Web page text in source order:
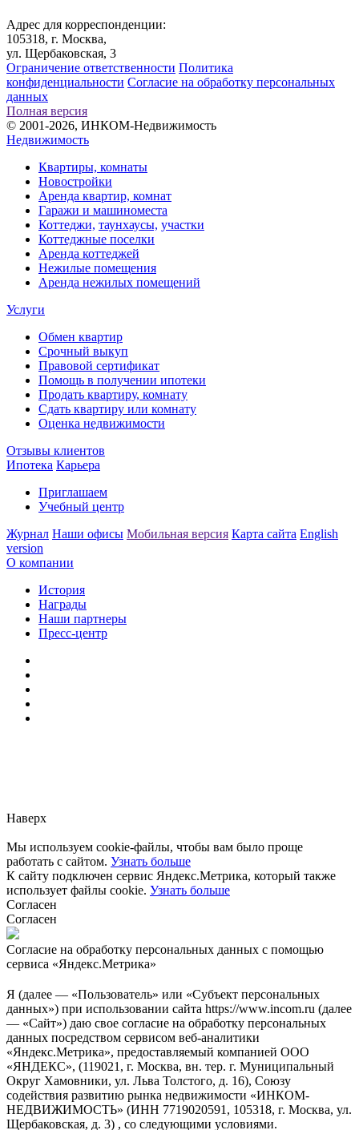
Адрес для корреспонденции:
105318, г. Москва,
ул. Щербаковская, 3
Ограничение ответственности Политика
конфиденциальности Согласие на обработку персональных
данных
Полная версия
© 2001-2026, ИНКОМ-Недвижимость
Недвижимость
Квартиры, комнаты
Новостройки
Аренда квартир, комнат
Гаражи и машиноместа
Коттеджи, таунхаусы, участки
Коттеджные поселки
Аренда коттеджей
Нежилые помещения
Аренда нежилых помещений
Услуги
Обмен квартир
Срочный выкуп
Правовой сертификат
Помощь в получении ипотеки
Продать квартиру, комнату
Сдать квартиру или комнату
Оценка недвижимости
Отзывы клиентов
Ипотека Карьера
Приглашаем
Учебный центр
Журнал Наши офисы Мобильная версия Карта сайта English
version
О компании
История
Награды
Наши партнеры
Пресс-центр
Наверх
Мы используем cookie-файлы, чтобы вам было проще
работать с сайтом. Узнать больше
К сайту подключен сервис Яндекс.Метрика, который также
использует файлы cookie. Узнать больше
Согласен
Согласен
Согласие на обработку персональных данных с помощью
сервиса «Яндекс.Метрика»
Я (далее — «Пользователь» или «Субъект персональных
данных») при использовании сайта https://www.incom.ru (далее
— «Сайт») даю свое согласие на обработку персональных
данных посредством сервисом веб-аналитики
«Яндекс.Метрика», предоставляемый компанией ООО
«ЯНДЕКС», (119021, г. Москва, вн. тер. г. Муниципальный
Округ Хамовники, ул. Льва Толстого, д. 16), Союзу
содействия развитию рынка недвижимости «ИНКОМ-
НЕДВИЖИМОСТЬ» (ИНН 7719020591, 105318, г. Москва, ул.
Щербаковская, д. 3) , со следующими условиями.